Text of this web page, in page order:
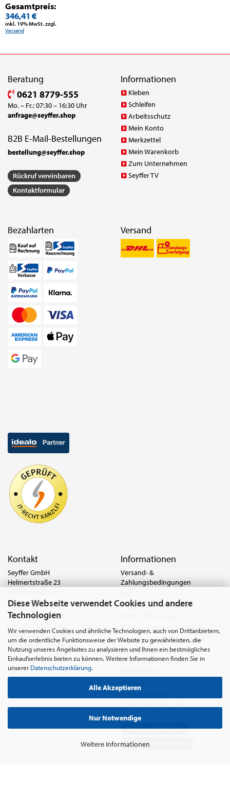
Diese Webseite verwendet Cookies und andere
Technologien
Wir verwenden Cookies und ähnliche Technologien, auch von Drittanbietern,
um die ordentliche Funktionsweise der Website zu gewährleisten, die
Nutzung unseres Angebotes zu analysieren und Ihnen ein bestmögliches
Einkaufserlebnis bieten zu können. Weitere Informationen finden Sie in
unserer Datenschutzerklärung.
Alle Akzeptieren
Nur Notwendige
Weitere Informationen
Gesamtpreis:
346,41 €
inkl. 19% MwSt. zzgl.
Versand
Beratung
0621 8779-555
Mo. – Fr.: 07:30 – 16:30 Uhr
anfrage@seyffer.shop
B2B E-Mail-Bestellungen
bestellung@seyffer.shop
Rückruf vereinbaren
Kontaktformular
Informationen
Kleben
Schleifen
Arbeitsschutz
Mein Konto
Merkzettel
Mein Warenkorb
Zum Unternehmen
Seyffer TV
Bezahlarten Versand
Kontakt
Seyffer GmbH
Helmertstraße 23
Deutschland
Tel.:0621 8779-555
anfrage@seyffer.shop
www.seyffer-gmbh.de
Informationen
Versand- &
Zahlungsbedingungen
Widerrufsrecht & Muster-
Privatsphäre und Datenschutz
Batterie- & Recyclinghinweis
Abfallvermeidung und
Bewirtschaftung von
Cookie Einstellungen
Vertrag widerrufen
Widerrufsbelehrung